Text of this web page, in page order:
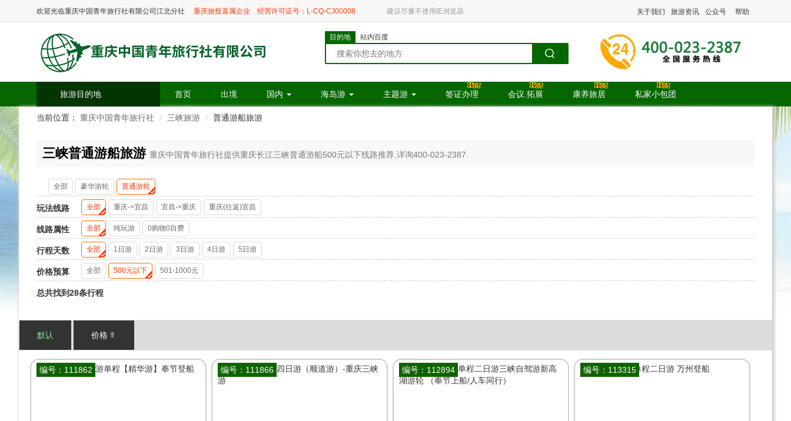
欢迎光临重庆中国青年旅行社有限公司江北分社 重庆旅投直属企业 经营许可证号：L-CQ-CJ00008 建议尽量不使用IE浏览器 关于我们 旅游资讯 公众号 帮助
目的地 站内百度
旅游目的地 首页 出境 国内 海岛游 主题游 签证办理 会议.拓展 康养旅居 私家小包团
当前位置： 重庆中国青年旅行社 三峡旅游 普通游船旅游
三峡普通游船旅游 重庆中国青年旅行社提供重庆长江三峡普通游船500元以下线路推荐,详询400-023-2387.
全部 豪华游轮 普通游轮
玩法线路 全部 重庆->宜昌 宜昌->重庆 重庆(往返)宜昌
线路属性 全部 纯玩游 0购物0自费
行程天数 全部 1日游 2日游 3日游 4日游 5日游
价格预算 全部 500元以下 501-1000元
总共找到28条行程
默认 价格
编号：111862 编号：111866 编号：112894 编号：113315